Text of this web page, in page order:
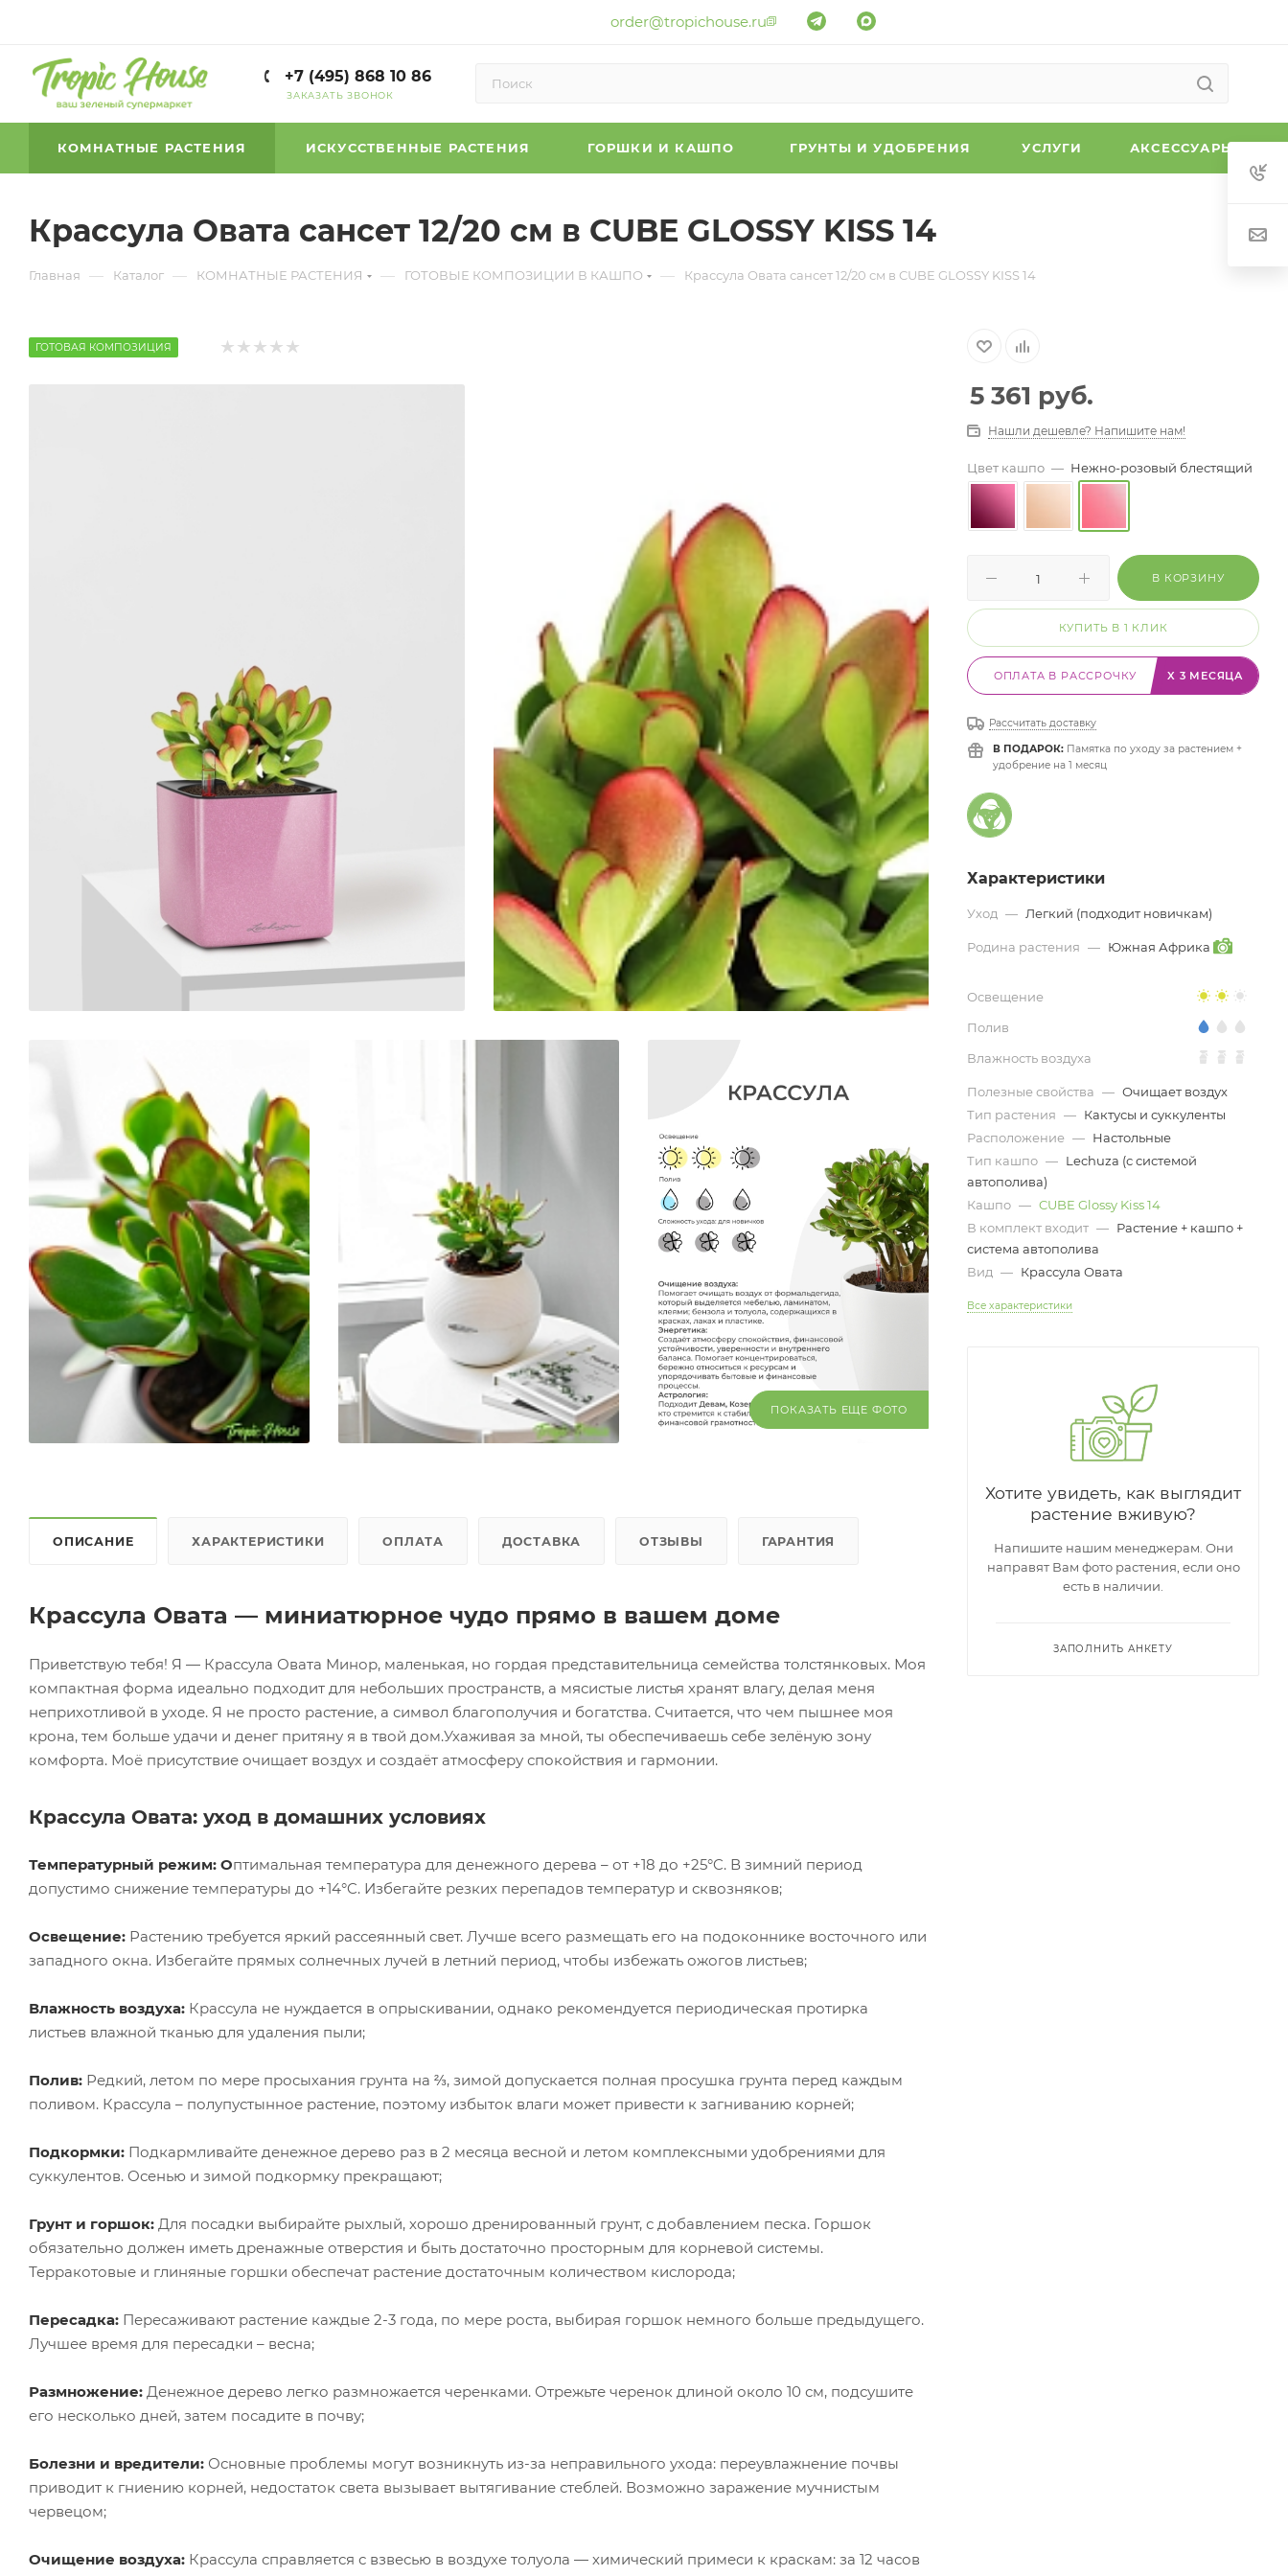
order@tropichouse.ru
+7 (495) 868 10 86
ЗАКАЗАТЬ ЗВОНОК
КОМНАТНЫЕ РАСТЕНИЯ ИСКУССТВЕННЫЕ РАСТЕНИЯ ГОРШКИ И КАШПО ГРУНТЫ И УДОБРЕНИЯ УСЛУГИ АКСЕССУАРЫ
Крассула Овата сансет 12/20 см в CUBE GLOSSY KISS 14
Главная — Каталог — КОМНАТНЫЕ РАСТЕНИЯ — ГОТОВЫЕ КОМПОЗИЦИИ В КАШПО — Крассула Овата сансет 12/20 см в CUBE GLOSSY KISS 14
ГОТОВАЯ КОМПОЗИЦИЯ
ПОКАЗАТЬ ЕЩЕ ФОТО
ОПИСАНИЕ ХАРАКТЕРИСТИКИ ОПЛАТА ДОСТАВКА ОТЗЫВЫ ГАРАНТИЯ
Крассула Овата — миниатюрное чудо прямо в вашем доме
Приветствую тебя! Я — Крассула Овата Минор, маленькая, но гордая представительница семейства толстянковых. Моя
компактная форма идеально подходит для небольших пространств, а мясистые листья хранят влагу, делая меня
неприхотливой в уходе. Я не просто растение, а символ благополучия и богатства. Считается, что чем пышнее моя
крона, тем больше удачи и денег притяну я в твой дом.Ухаживая за мной, ты обеспечиваешь себе зелёную зону
комфорта. Моё присутствие очищает воздух и создаёт атмосферу спокойствия и гармонии.
Крассула Овата: уход в домашних условиях
Температурный режим: Оптимальная температура для денежного дерева – от +18 до +25°C. В зимний период
допустимо снижение температуры до +14°C. Избегайте резких перепадов температур и сквозняков;
Освещение: Растению требуется яркий рассеянный свет. Лучше всего размещать его на подоконнике восточного или
западного окна. Избегайте прямых солнечных лучей в летний период, чтобы избежать ожогов листьев;
Влажность воздуха: Крассула не нуждается в опрыскивании, однако рекомендуется периодическая протирка
листьев влажной тканью для удаления пыли;
Полив: Редкий, летом по мере просыхания грунта на ⅔, зимой допускается полная просушка грунта перед каждым
поливом. Крассула – полупустынное растение, поэтому избыток влаги может привести к загниванию корней;
Подкормки: Подкармливайте денежное дерево раз в 2 месяца весной и летом комплексными удобрениями для
суккулентов. Осенью и зимой подкормку прекращают;
Грунт и горшок: Для посадки выбирайте рыхлый, хорошо дренированный грунт, с добавлением песка. Горшок
обязательно должен иметь дренажные отверстия и быть достаточно просторным для корневой системы.
Терракотовые и глиняные горшки обеспечат растение достаточным количеством кислорода;
Пересадка: Пересаживают растение каждые 2-3 года, по мере роста, выбирая горшок немного больше предыдущего.
Лучшее время для пересадки – весна;
Размножение: Денежное дерево легко размножается черенками. Отрежьте черенок длиной около 10 см, подсушите
его несколько дней, затем посадите в почву;
Болезни и вредители: Основные проблемы могут возникнуть из-за неправильного ухода: переувлажнение почвы
приводит к гниению корней, недостаток света вызывает вытягивание стеблей. Возможно заражение мучнистым
червецом;
Очищение воздуха: Крассула справляется с взвесью в воздухе толуола — химический примеси к краскам: за 12 часов
5 361 руб.
Нашли дешевле? Напишите нам!
Цвет кашпо — Нежно-розовый блестящий
В КОРЗИНУ
КУПИТЬ В 1 КЛИК
ОПЛАТА В РАССРОЧКУ X 3 МЕСЯЦА
Рассчитать доставку
В ПОДАРОК: Памятка по уходу за растением +
удобрение на 1 месяц
Характеристики
Уход — Легкий (подходит новичкам)
Родина растения — Южная Африка
Освещение
Полив
Влажность воздуха
Полезные свойства — Очищает воздух
Тип растения — Кактусы и суккуленты
Расположение — Настольные
Тип кашпо — Lechuza (с системой
автополива)
Кашпо — CUBE Glossy Kiss 14
В комплект входит — Растение + кашпо +
система автополива
Вид — Крассула Овата
Все характеристики
Хотите увидеть, как выглядит
растение вживую?
Напишите нашим менеджерам. Они
направят Вам фото растения, если оно
есть в наличии.
ЗАПОЛНИТЬ АНКЕТУ